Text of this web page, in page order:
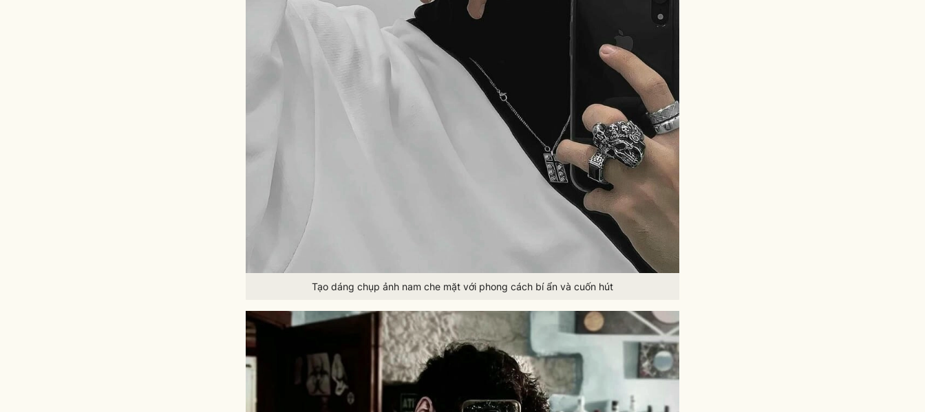
Tạo dáng chụp ảnh nam che mặt với phong cách bí ẩn và cuốn hút